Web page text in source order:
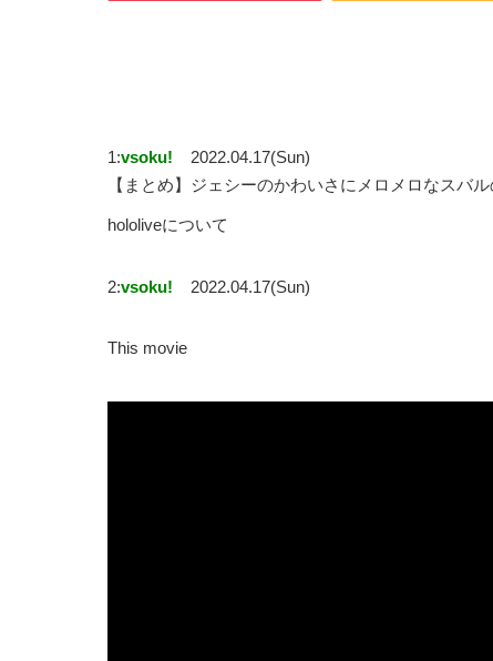
1:vsoku!
2022.04.17(Sun)
【まとめ】ジェシーのかわいさにメロメロなス
hololiveについて
2:vsoku! 2022.04.17(Sun)
This movie